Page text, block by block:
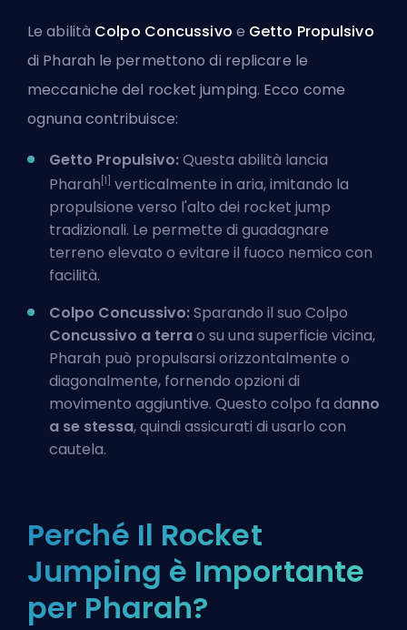
Le abilità Colpo Concussivo e Getto Propulsivo
di Pharah le permettono di replicare le
meccaniche del rocket jumping. Ecco come
ognuna contribuisce:
Getto Propulsivo:Questa abilità lancia
Pharah [1] verticalmente in aria, imitando la
propulsione verso l'alto dei rocket jump
tradizionali. Le permette di guadagnare
terreno elevato o evitare il fuoco nemico con
facilità.
Colpo Concussivo:Sparando il suo Colpo
Concussivo a terrao su una superficie vicina,
Pharah può propulsarsi orizzontalmente o
diagonalmente, fornendo opzioni di
movimento aggiuntive. Questo colpo fa danno
a se stessa, quindi assicurati di usarlo con
cautela.
Perché Il Rocket
Jumping è Importante
per Pharah?